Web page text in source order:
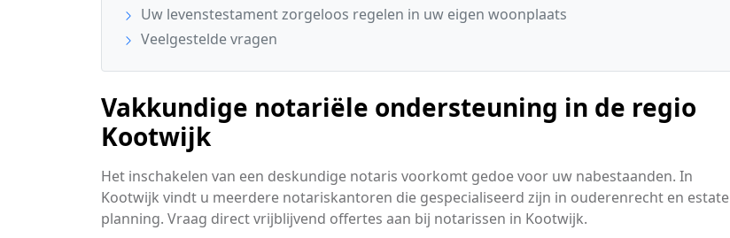
Uw levenstestament zorgeloos regelen in uw eigen woonplaats
Veelgestelde vragen
Vakkundige notariële ondersteuning in de regio
Kootwijk
Het inschakelen van een deskundige notaris voorkomt gedoe voor uw nabestaanden. In
Kootwijk vindt u meerdere notariskantoren die gespecialiseerd zijn in ouderenrecht en estate
planning. Vraag direct vrijblijvend offertes aan bij notarissen in Kootwijk.